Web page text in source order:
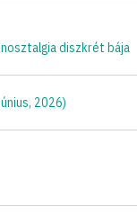
diszkrét bája
2026)